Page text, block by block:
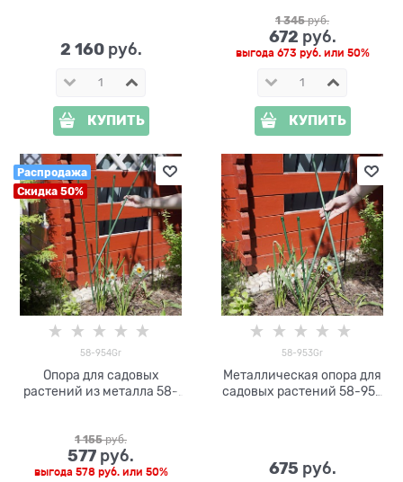
2 160 руб.
КУПИТЬ
1 345 руб.
672 руб.
выгода 673 руб.или 50%
КУПИТЬ
Распродажа
Скидка 50%
58-954Gr
Опора для садовых
растений из металла 58-
1 155 руб.
577 руб.
выгода 578 руб.или 50%
58-953Gr
Металлическая опора для
садовых растений 58-953
675 руб.